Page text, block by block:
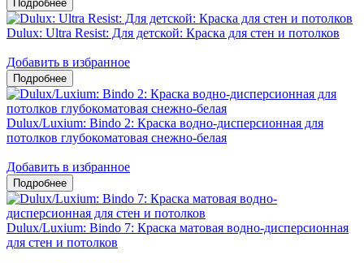
Dulux: Ultra Resist: Для детской: Краска для стен и потолков
Добавить в избранное
Dulux/Luxium: Bindo 2: Краска водно-дисперсионная для
потолков глубокоматовая снежно-белая
Добавить в избранное
Dulux/Luxium: Bindo 7: Краска матовая водно-дисперсионная
для стен и потолков